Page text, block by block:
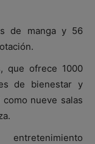
de manga y 56
que ofrece 1000
de bienestar y
nueve salas